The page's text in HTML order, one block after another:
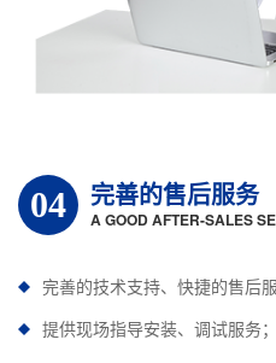
04 完善的售后服务
A GOOD AFTER-SALES
完善的技术支持、快捷的售后
提供现场指导安装、调试服务